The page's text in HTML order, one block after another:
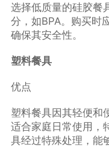
选择低质量的硅胶餐
分，如BPA。购买时
确保其安全性。
塑料餐具
优点
塑料餐具因其轻便和
适合家庭日常使用，
具经过特殊处理，能